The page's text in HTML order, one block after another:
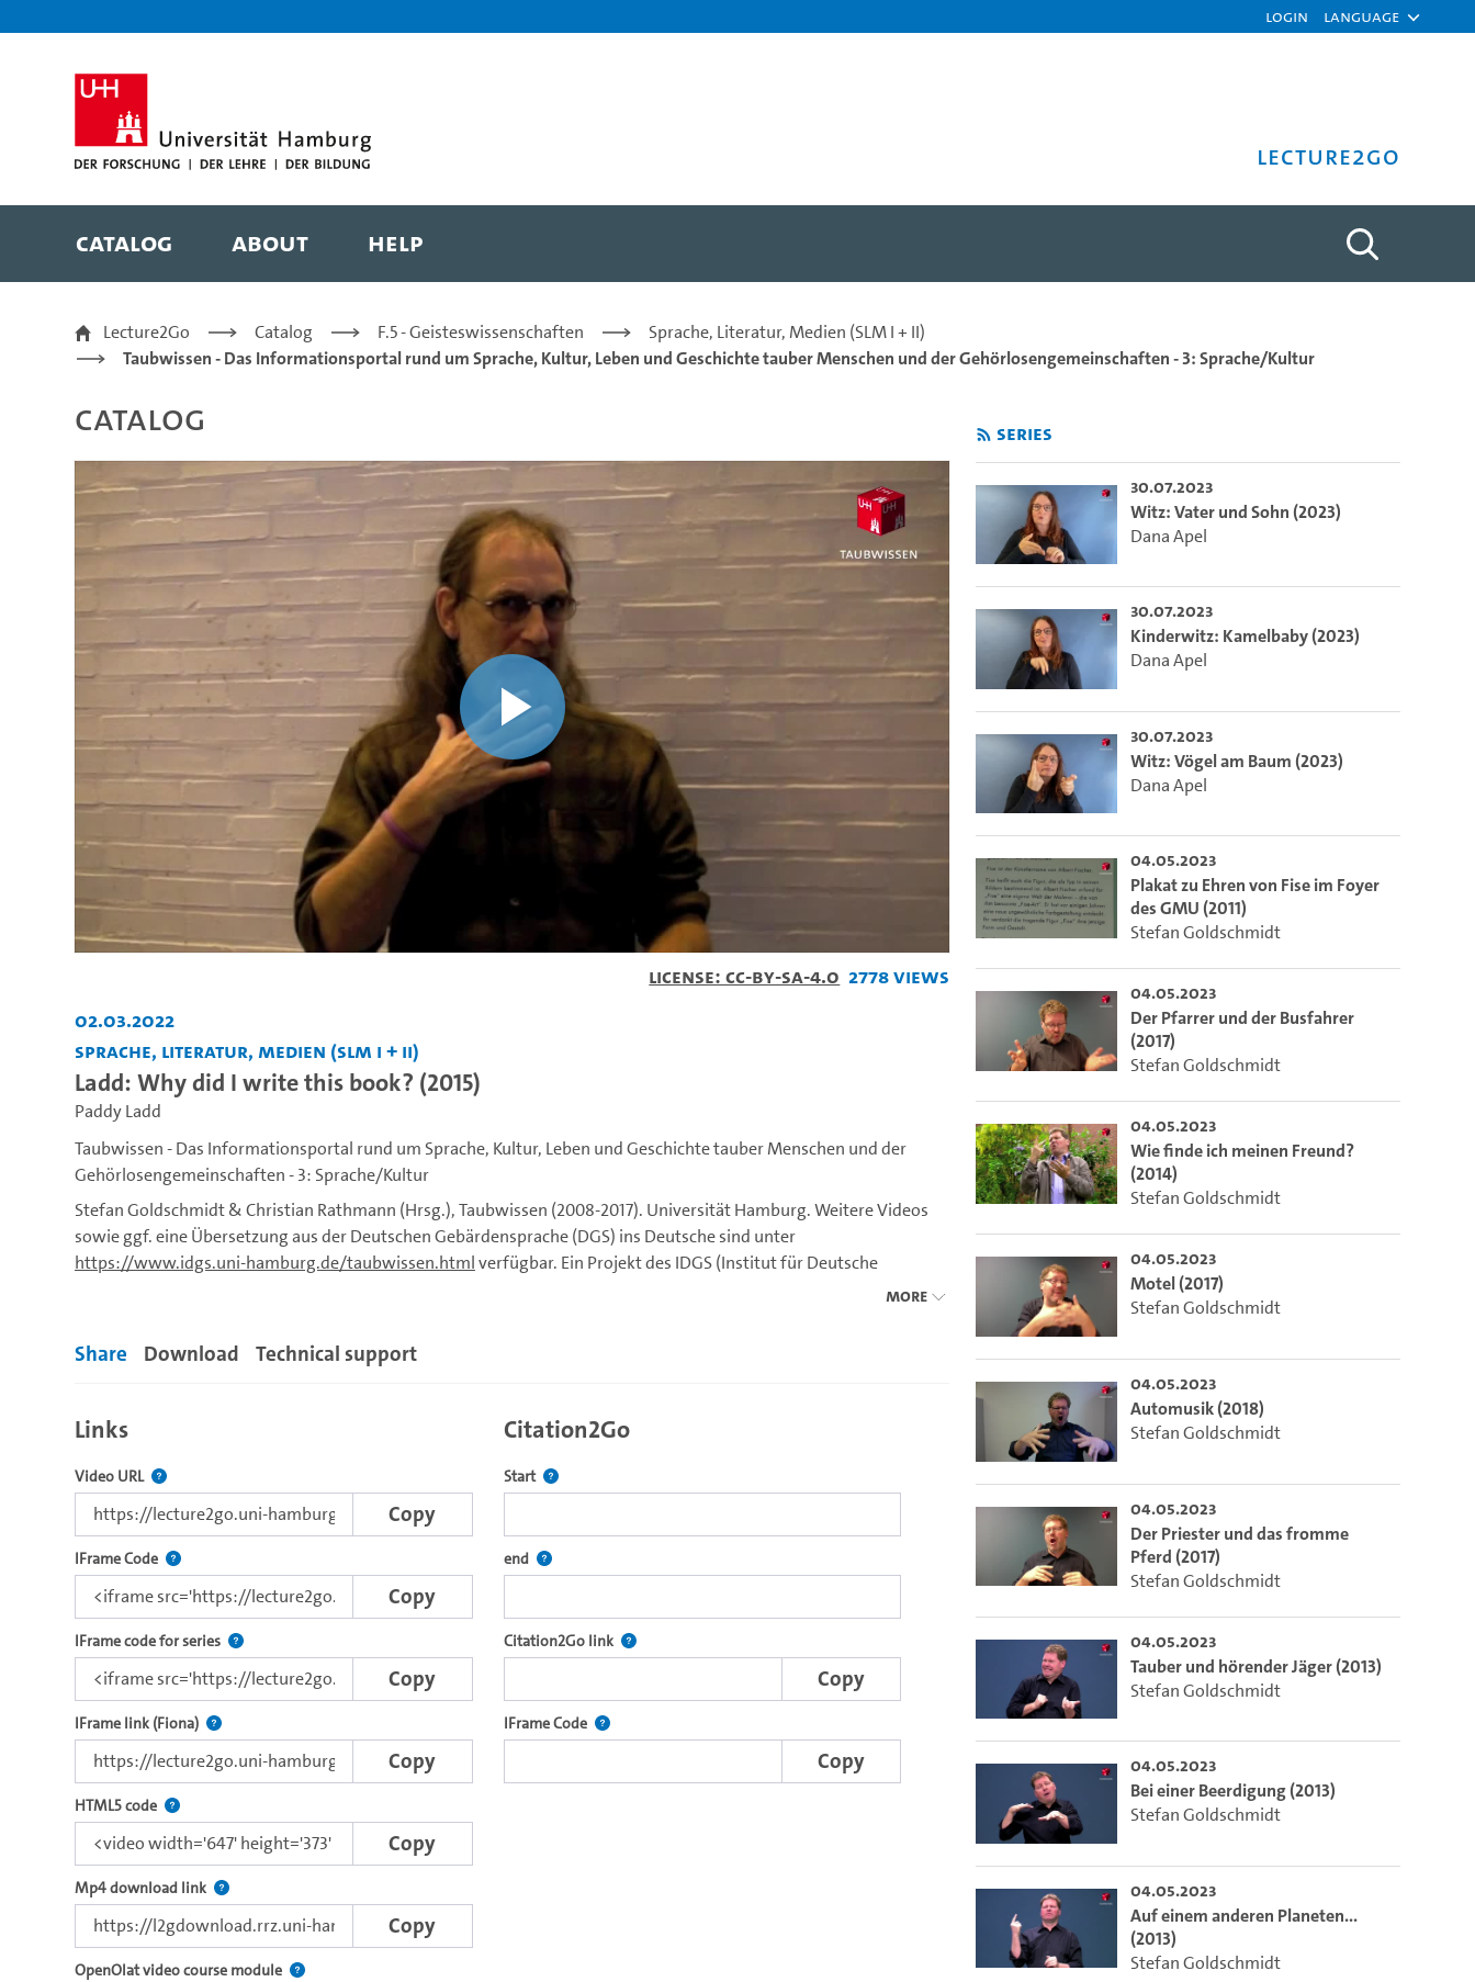
Login Language
Lecture2Go
Catalog About Help
Ladd: Why did I write this book? (2015) - Paddy Ladd - University of
Lecture2Go Catalog F.5 - Geisteswissenschaften
Sprache, Literatur, Medien (SLM I + II)
Taubwissen - Das Informationsportal rund um Sprache, Kultur, Leben und Geschichte tauber Menschen und der Gehörlosengemeinschaften - 3: Sprache/Kultur
Catalog
Play
Video
License: CC-BY-SA-4.0 2778 Views
02.03.2022
Sprache, Literatur, Medien (SLM I + II)
Ladd: Why did I write this book? (2015)
Paddy Ladd
Taubwissen - Das Informationsportal rund um Sprache, Kultur, Leben und Geschichte tauber Menschen und der
Gehörlosengemeinschaften - 3: Sprache/Kultur
Stefan Goldschmidt & Christian Rathmann (Hrsg.), Taubwissen (2008-2017). Universität Hamburg. Weitere Videos
sowie ggf. eine Übersetzung aus der Deutschen Gebärdensprache (DGS) ins Deutsche sind unter
https://www.idgs.uni-hamburg.de/taubwissen.htmlverfügbar. Ein Projekt des IDGS (Institut für Deutsche
More
Share Download Technical support
Links
Video URL The link to this video.
Copy
IFrame Code This IFrame supports html5 and flash based embed code. It is dynamically generated and includes chapter marks within the video.
Copy
IFrame code for series Use this code to embed the video and the complete series with the Lecture2Go video player.
Copy
IFrame link (Fiona) Direct iFrame link for distribution to external web applications.
Copy
HTML5 code Use this code to embed the video with the browser-specific player on other web sites.
Copy
Mp4 download link Copy the download link of this video.
Copy
OpenOlat video course module Use this link to embed a video in the OpenOlat video module.
Citation2Go
Start Defines the starting point for Citation2Go. Please click in the field to select the current time.
end Defines the end point for Citation2Go. Please click in the field to select the current time.
Citation2Go link After selecting a start and end point, this link points to the excerpt of the video.
Copy
IFrame Code This IFrame is dynamically generated and contains the portion of this video that you selected using the start and end points defined
Copy
Series
30.07.2023
Witz: Vater und Sohn (2023)
Dana Apel
30.07.2023
Kinderwitz: Kamelbaby (2023)
Dana Apel
30.07.2023
Witz: Vögel am Baum (2023)
Dana Apel
04.05.2023
Plakat zu Ehren von Fise im Foyer
des GMU (2011)
Stefan Goldschmidt
04.05.2023
Der Pfarrer und der Busfahrer
(2017)
Stefan Goldschmidt
04.05.2023
Wie finde ich meinen Freund?
(2014)
Stefan Goldschmidt
04.05.2023
Motel (2017)
Stefan Goldschmidt
04.05.2023
Automusik (2018)
Stefan Goldschmidt
04.05.2023
Der Priester und das fromme
Pferd (2017)
Stefan Goldschmidt
04.05.2023
Tauber und hörender Jäger (2013)
Stefan Goldschmidt
04.05.2023
Bei einer Beerdigung (2013)
Stefan Goldschmidt
04.05.2023
Auf einem anderen Planeten...
(2013)
Stefan Goldschmidt